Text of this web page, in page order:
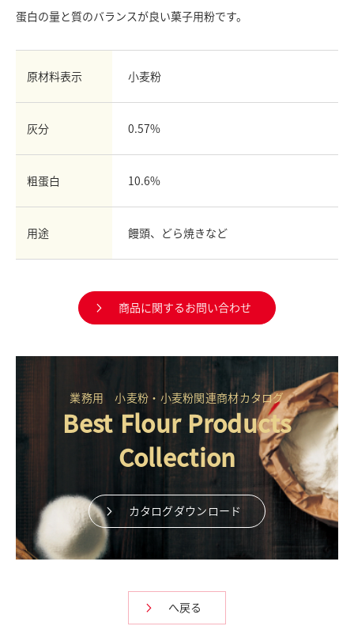
English
Chinese
蛋白の量と質のバランスが良い菓子用粉です。
原材料表示 小麦粉
灰分 0.57%
粗蛋白 10.6%
用途 饅頭、どら焼きなど
商品に関するお問い合わせ
業務用 小麦粉・小麦粉関連商材カタログ
Best Flour Products
Collection
カタログダウンロード
へ戻る